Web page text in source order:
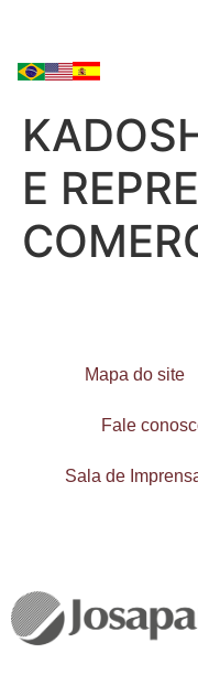
E
Mapa do site
Fale
Sala de